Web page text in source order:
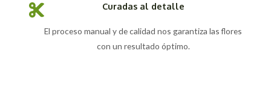
Curadas al detalle
El proceso manual y de calidad nos garantiza las flores
con un resultado óptimo.